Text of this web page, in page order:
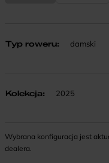
Typ roweru: damski
Kolekcja: 2025
Wybrana konfiguracja jest
dealera.